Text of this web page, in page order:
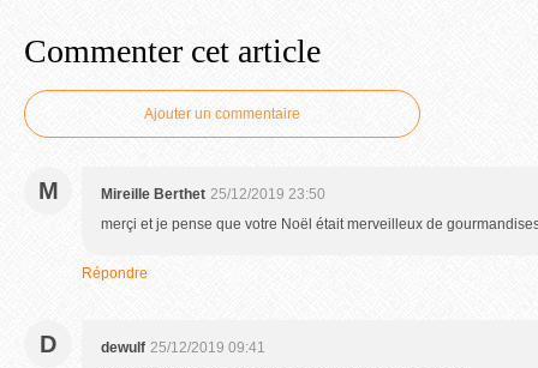
Commenter cet article
Ajouter un commentaire
M Mireille Berthet 25/12/2019 23:50
merçi et je pense que votre Noël était merveilleux de
Répondre
D dewulf 25/12/2019 09:41